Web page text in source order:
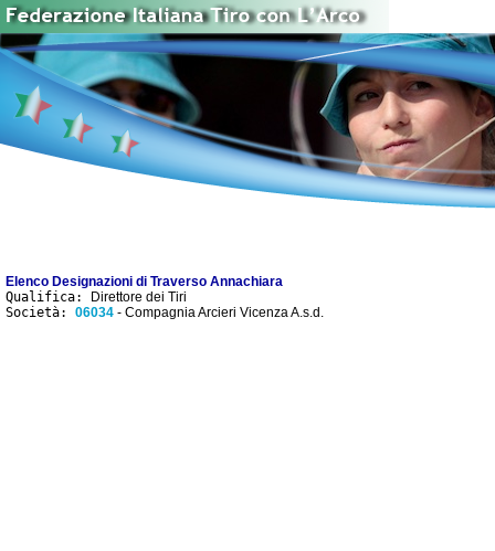
Elenco Designazioni di Traverso Annachiara
Qualifica:
Direttore dei Tiri
Società: 06034 - Compagnia Arcieri Vicenza A.s.d.